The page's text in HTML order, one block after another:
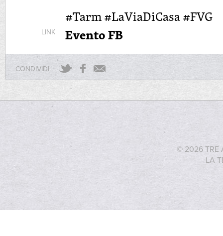
#Tarm #LaViaDiCasa #FVG
LINK Evento FB
CONDIVIDI:
© 2026 TRE
LA